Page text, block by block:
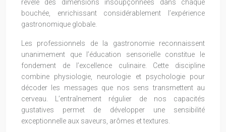
révèle des dimensions insoupçonnées dans chaque
bouchée, enrichissant considérablement l’expérience
gastronomique globale.
Les professionnels de la gastronomie reconnaissent
unanimement que l’éducation sensorielle constitue le
fondement de l’excellence culinaire. Cette discipline
combine physiologie, neurologie et psychologie pour
décoder les messages que nos sens transmettent au
cerveau. L’entraînement régulier de nos capacités
gustatives permet de développer une sensibilité
exceptionnelle aux saveurs, arômes et textures.